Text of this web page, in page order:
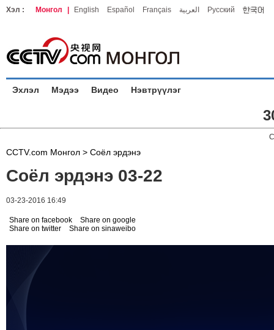
Хэл : Монгол English Español Français العربية Русский
Эхлэл Мэдээ Видео Нэвтрүүлэг
CCTV.com Монгол > Соёл эрдэнэ
Соёл эрдэнэ 03-22
03-23-2016 16:49
Share on facebook
Share on google
Share on twitter
Share on sinaweibo